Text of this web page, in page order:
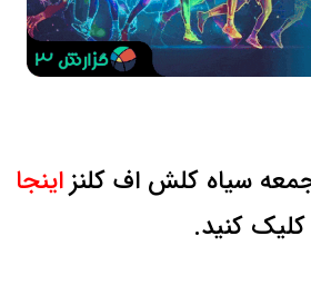
سیاه کلش اف کلنزاینجا
کلیک کنید.